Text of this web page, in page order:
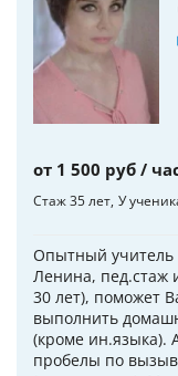
от 1 500 руб /
Стаж 35 лет У
Опытный
Ленина, пед.стаж
30 лет), поможет
выполнить
(кроме ин.языка).
пробелы по